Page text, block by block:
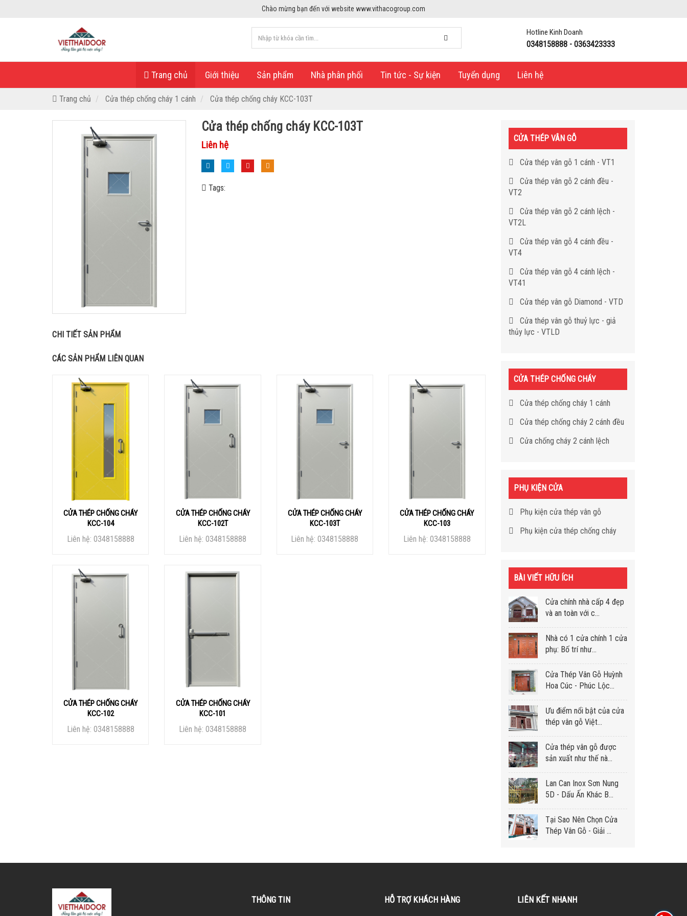
Chào mừng bạn đến với website www.vithacogroup.com
Hotline Kinh Doanh
0348158888 - 0363423333
Trang chủ Giới thiệu Sản phẩm Nhà phân phối Tin tức - Sự kiện Tuyển dụng Liên hệ
Trang chủ Cửa thép chống cháy 1 cánh Cửa thép chống cháy KCC-103T
Cửa thép chống cháy KCC-103T
Liên hệ
Tags:
CHI TIẾT SẢN PHẨM
CÁC SẢN PHẨM LIÊN QUAN
CỬA THÉP CHỐNG CHÁY
KCC-104
Liên hệ: 0348158888
CỬA THÉP CHỐNG CHÁY
KCC-102T
Liên hệ: 0348158888
CỬA THÉP CHỐNG CHÁY
KCC-103T
Liên hệ: 0348158888
CỬA THÉP CHỐNG CHÁY
KCC-103
Liên hệ: 0348158888
CỬA THÉP CHỐNG CHÁY
KCC-102
Liên hệ: 0348158888
CỬA THÉP CHỐNG CHÁY
KCC-101
Liên hệ: 0348158888
CỬA THÉP VÂN GỖ
Cửa thép vân gỗ 1 cánh - VT1
Cửa thép vân gỗ 2 cánh đều -
VT2
Cửa thép vân gỗ 2 cánh lệch -
VT2L
Cửa thép vân gỗ 4 cánh đều -
VT4
Cửa thép vân gỗ 4 cánh lệch -
VT41
Cửa thép vân gỗ Diamond - VTD
Cửa thép vân gỗ thuỷ lực - giả
thủy lực - VTLD
CỬA THÉP CHỐNG CHÁY
Cửa thép chống cháy 1 cánh
Cửa thép chống cháy 2 cánh đều
Cửa chống cháy 2 cánh lệch
PHỤ KIỆN CỬA
Phụ kiện cửa thép vân gỗ
Phụ kiện cửa thép chống cháy
BÀI VIẾT HỮU ÍCH
Cửa chính nhà cấp 4 đẹp
và an toàn với c...
Nhà có 1 cửa chính 1 cửa
phụ: Bố trí như...
Cửa Thép Vân Gỗ Huỳnh
Hoa Cúc - Phúc Lộc...
Ưu điểm nổi bật của cửa
thép vân gỗ Việt...
Cửa thép vân gỗ được
sản xuất như thế nà...
Lan Can Inox Sơn Nung
5D - Dấu Ấn Khác B...
Tại Sao Nên Chọn Cửa
Thép Vân Gỗ - Giải ...
THÔNG TIN HỖ TRỢ KHÁCH HÀNG LIÊN KẾT NHANH